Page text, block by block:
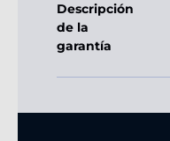
Descripción
de la
garantía